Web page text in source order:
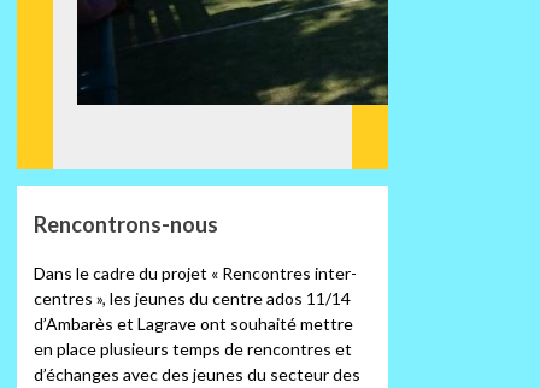
Rencontrons-nous
Dans le cadre du projet « Rencontres inter-
centres », les jeunes du centre ados 11/14
d’Ambarès et Lagrave ont souhaité mettre
en place plusieurs temps de rencontres et
d’échanges avec des jeunes du secteur des